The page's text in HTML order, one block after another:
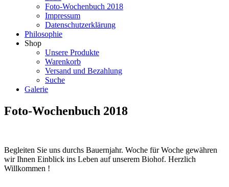
Foto-Wochenbuch 2018
Impressum
Datenschutzerklärung
Philosophie
Shop
Unsere Produkte
Warenkorb
Versand und Bezahlung
Suche
Galerie
Foto-Wochenbuch 2018
Begleiten Sie uns durchs Bauernjahr. Woche für Woche gewähren
wir Ihnen Einblick ins Leben auf unserem Biohof. Herzlich
Willkommen !